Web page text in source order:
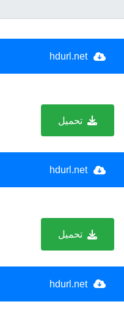
hdurl.net
تحميل
hdurl.net
تحميل
hdurl.net